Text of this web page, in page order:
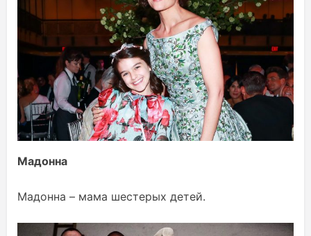
Мадонна
Мадонна – мама шестерых детей.